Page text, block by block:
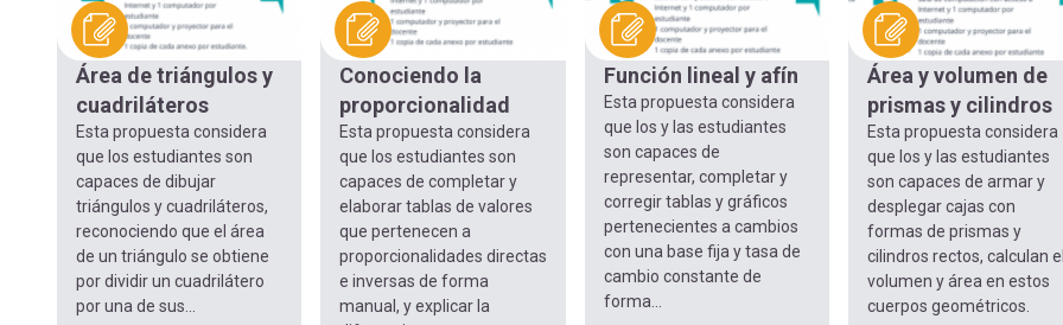
Área de triángulos y
cuadriláteros
Esta propuesta considera
que los estudiantes son
capaces de dibujar
triángulos y cuadriláteros,
reconociendo que el área
de un triángulo se obtiene
por dividir un cuadrilátero
por una de sus...
Conociendo la
proporcionalidad
Esta propuesta considera
que los estudiantes son
capaces de completar y
elaborar tablas de valores
que pertenecen a
proporcionalidades directas
e inversas de forma
manual, y explicar la
Función lineal y afín
Esta propuesta considera
que los y las estudiantes
son capaces de
representar, completar y
corregir tablas y gráficos
pertenecientes a cambios
con una base fija y tasa de
cambio constante de
forma...
Área y volumen de
prismas y cilindros
Esta propuesta considera
que los y las estudiantes
son capaces de armar y
desplegar cajas con
formas de prismas y
cilindros rectos, calculan
volumen y área en estos
cuerpos geométricos.